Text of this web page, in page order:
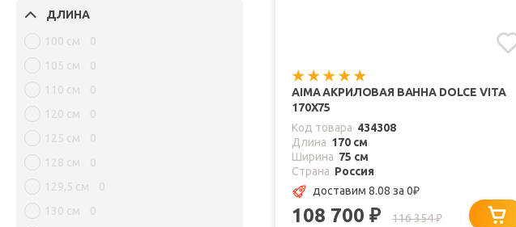
ДЛИНА
100 см
0
105 см
0
110 см
0
120 см
0
125 см
0
128 см
0
129,5 см
0
130 см
0
AIMA АКРИЛОВАЯ ВАННА DOLCE VITA
170X75
Код товара 434308
Длина 170 см
Ширина 75 см
Страна Россия
доставим 8.08 за 0₽
108 700 ₽ 116 354₽